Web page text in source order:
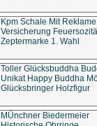
Kpm Schale Mit Reklame
Versicherung
Zeptermarke 1. Wahl
Toller Glücksbuddha
Unikat Happy Buddha
Glücksbringer Holzfigur
MÜnchner Biedermeier